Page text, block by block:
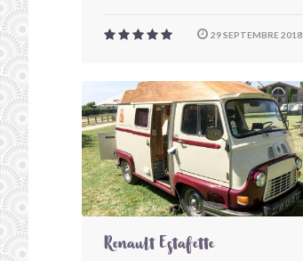
29 SEPTEMBRE 2018
Renault Estafette